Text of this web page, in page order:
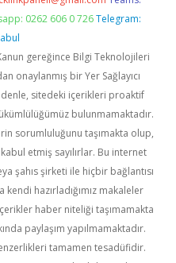
0262 606 0 726 Telegram:
gereğince Bilgi Teknolojileri
onaylanmış bir Yer Sağlayıcı
sitedeki içerikleri proaktif
bulunmamaktadır.
sorumluluğunu taşımakta olup,
etmiş sayılırlar. Bu internet
şahıs şirketi ile hiçbir bağlantısı
hazırladığımız makaleler
haber niteliği taşımamakta
paylaşım yapılmamaktadır.
tamamen tesadüfidir.